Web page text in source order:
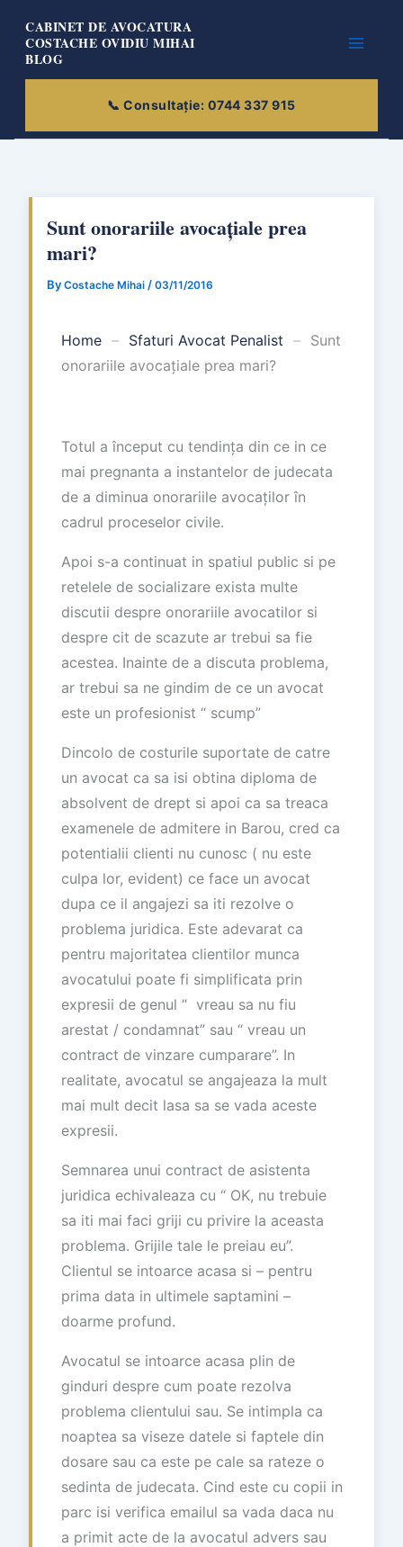
content
CABINET DE AVOCATURA
COSTACHE OVIDIU MIHAI
BLOG
Sunt onorariile avocațiale prea
mari?
By Costache Mihai / 03/11/2016
Home – Sfaturi Avocat Penalist – Sunt
onorariile avocațiale prea mari?
Totul a început cu tendința din ce in ce
mai pregnanta a instantelor de judecata
de a diminua onorariile avocaților în
cadrul proceselor civile.
Apoi s-a continuat in spatiul public si pe
retelele de socializare exista multe
discutii despre onorariile avocatilor si
despre cit de scazute ar trebui sa fie
acestea. Inainte de a discuta problema,
ar trebui sa ne gindim de ce un avocat
este un profesionist “ scump”
Dincolo de costurile suportate de catre
un avocat ca sa isi obtina diploma de
absolvent de drept si apoi ca sa treaca
examenele de admitere in Barou, cred ca
potentialii clienti nu cunosc ( nu este
culpa lor, evident) ce face un avocat
dupa ce il angajezi sa iti rezolve o
problema juridica. Este adevarat ca
pentru majoritatea clientilor munca
avocatului poate fi simplificata prin
expresii de genul “ vreau sa nu fiu
arestat / condamnat” sau “ vreau un
contract de vinzare cumparare”. In
realitate, avocatul se angajeaza la mult
mai mult decit lasa sa se vada aceste
expresii.
Semnarea unui contract de asistenta
juridica echivaleaza cu “ OK, nu trebuie
sa iti mai faci griji cu privire la aceasta
problema. Grijile tale le preiau eu”.
Clientul se intoarce acasa si – pentru
prima data in ultimele saptamini –
doarme profund.
Avocatul se intoarce acasa plin de
ginduri despre cum poate rezolva
problema clientului sau. Se intimpla ca
noaptea sa viseze datele si faptele din
dosare sau ca este pe cale sa rateze o
sedinta de judecata. Cind este cu copii in
parc isi verifica emailul sa vada daca nu
a primit acte de la avocatul advers sau